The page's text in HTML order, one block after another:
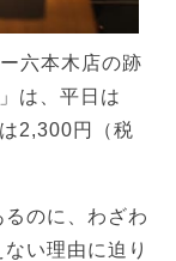
六本木店の跡
は、平日は
2,300円（税
のに、わざわ
い理由に迫り